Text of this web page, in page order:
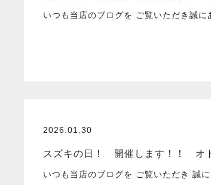
いつも当店のブログを ご覧いただき誠
2026.01.30
スズキの日！ 開催します！！ オ
いつも当店のブログを ご覧いただき